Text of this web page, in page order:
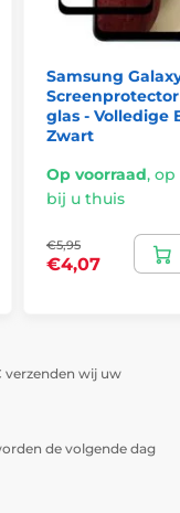
is de
0,33 mm.
van uw
karakter.
glas voor
glas
het gehard
hechting over
Samsung
glas - Volledige
Zwart
Op voorraad, op
bij u thuis
€5,95
€4,07
verzenden wij uw
de volgende dag